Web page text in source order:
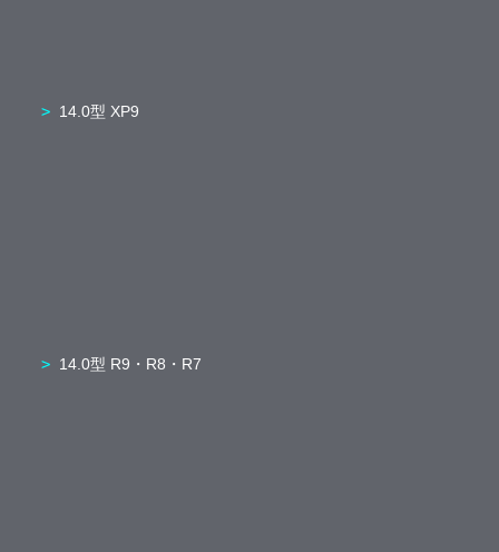
14.0型 XP9
14.0型 R9・R8・R7